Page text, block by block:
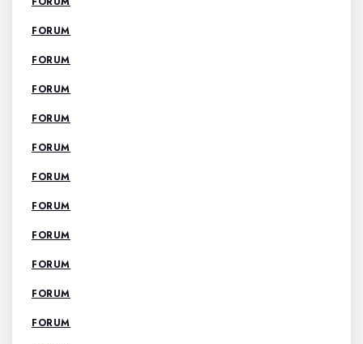
FORUM
FORUM
FORUM
FORUM
FORUM
FORUM
FORUM
FORUM
FORUM
FORUM
FORUM